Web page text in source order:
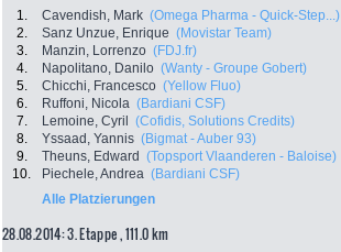
1. Cavendish, Mark (Omega Pharma - Quick-Step...)
2.
Sanz Unzue, Enrique (Movistar Team)
3.
Manzin, Lorrenzo (FDJ.fr)
4.
Napolitano, Danilo (Wanty - Groupe Gobert)
5.
Chicchi, Francesco (Yellow Fluo)
6.
Ruffoni, Nicola (Bardiani CSF)
7.
Lemoine, Cyril (Cofidis, Solutions Credits)
8.
Yssaad, Yannis (Bigmat - Auber 93)
9.
Theuns, Edward (Topsport Vlaanderen - Baloise)
10.
Piechele, Andrea (Bardiani CSF)
Alle Platzierungen
28.08.2014: 3. Etappe , 111.0 km